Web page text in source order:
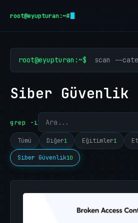
root@eyupturan:~#
root@eyupturan:~$ scan --
Siber Güvenlik
grep -i
Tümü Diğer1 Eğitimler1
Siber Güvenlik10